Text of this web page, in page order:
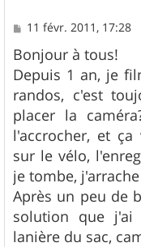
M
s
s
a
g
e
11 févr. 2011, 17:28
Bonjour à tous!
Depuis 1 an, je
randos, c'est
placer la
l'accrocher, et
sur le vélo,
je tombe,
Après un peu de
solution que j'ai
lanière du sac,